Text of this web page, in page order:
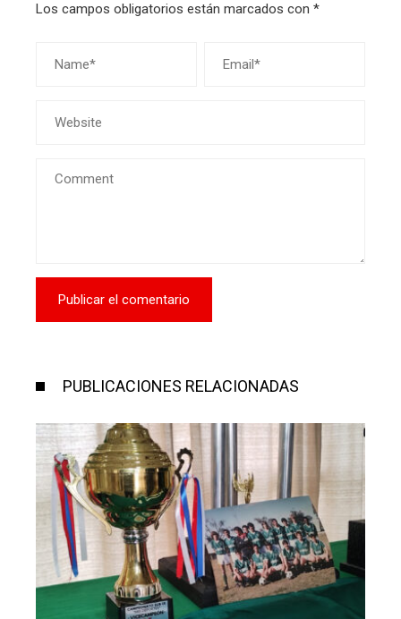
Los campos obligatorios están marcados con *
PUBLICACIONES RELACIONADAS